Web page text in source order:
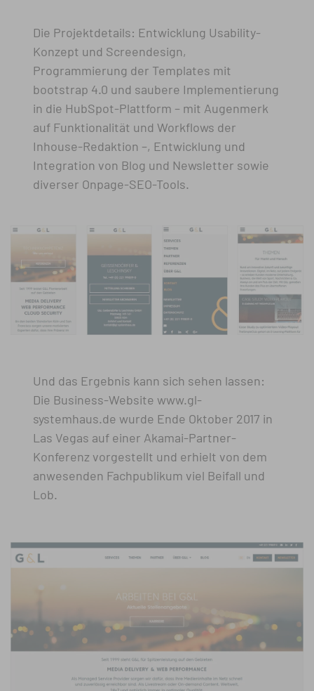
Die Projektdetails: Entwicklung Usability-
Konzept und Screendesign,
Programmierung der Templates mit
bootstrap 4.0 und saubere Implementierung
in die HubSpot-Plattform – mit Augenmerk
auf Funktionalität und Workflows der
Inhouse-Redaktion –, Entwicklung und
Integration von Blog und Newsletter sowie
diverser Onpage-SEO-Tools.
Und das Ergebnis kann sich sehen lassen:
Die Business-Website www.gl-
systemhaus.de wurde Ende Oktober 2017 in
Las Vegas auf einer Akamai-Partner-
Konferenz vorgestellt und erhielt von dem
anwesenden Fachpublikum viel Beifall und
Lob.